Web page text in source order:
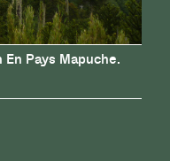
En Pays Mapuche.